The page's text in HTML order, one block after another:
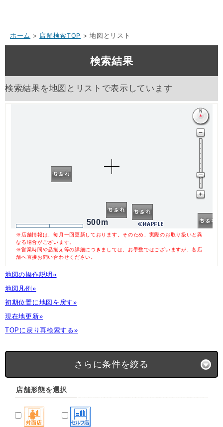
ホーム > 店舗検索TOP > 地図とリスト
検索結果
検索結果を地図とリストで表示しています
500m
※店舗情報は、毎月一回更新しております。そのため、実際のお取り扱いと異
なる場合がございます。
※営業時間や品揃え等の詳細につきましては、お手数ではございますが、各店
舗へ直接お問い合わせください。
地図の操作説明»
地図凡例»
初期位置に地図を戻す»
現在地更新»
TOPに戻り再検索する»
さらに条件を絞る
店舗形態を選択